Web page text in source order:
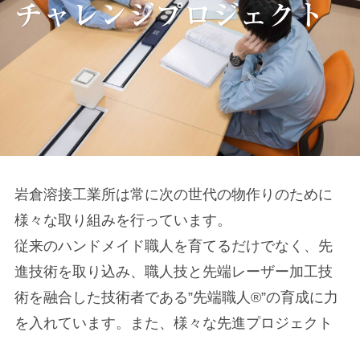
チャレンジプロジェクト
岩倉溶接工業所は常に次の世代の物作りのために
様々な取り組みを行っています。
従来のハンドメイド職人を育てるだけでなく、先
進技術を取り込み、職人技と先端レーザー加工技
術を融合した技術者である”先端職人®”の育成に力
を入れています。また、様々な先進プロジェクト